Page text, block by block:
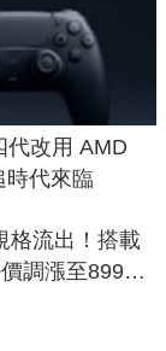
代改用 AMD
時代來臨
格流出！搭載
調漲至899美